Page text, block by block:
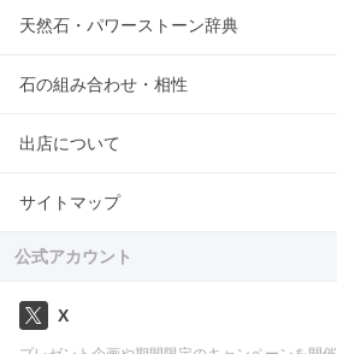
天然石・パワーストーン辞典
石の組み合わせ・相性
出店について
サイトマップ
公式アカウント
X